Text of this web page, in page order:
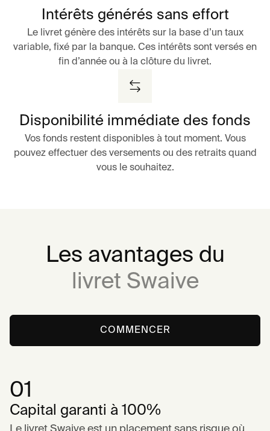
Intérêts générés sans effort
Le livret génère des intérêts sur la base d’un taux
variable, fixé par la banque. Ces intérêts sont versés en
fin d’année ou à la clôture du livret.
Disponibilité immédiate des fonds
Vos fonds restent disponibles à tout moment. Vous
pouvez effectuer des versements ou des retraits quand
vous le souhaitez.
Les avantages du
livret Swaive
COMMENCER
01
Capital garanti à 100%